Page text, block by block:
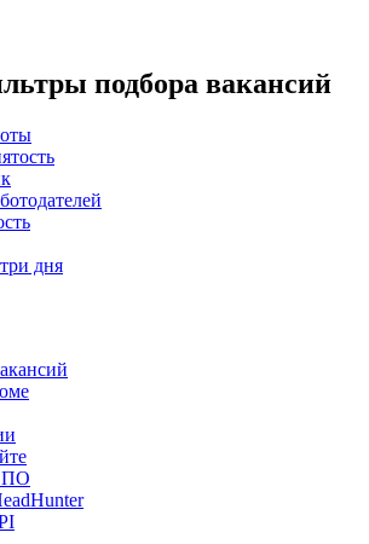
подбора вакансий
дня
ПО